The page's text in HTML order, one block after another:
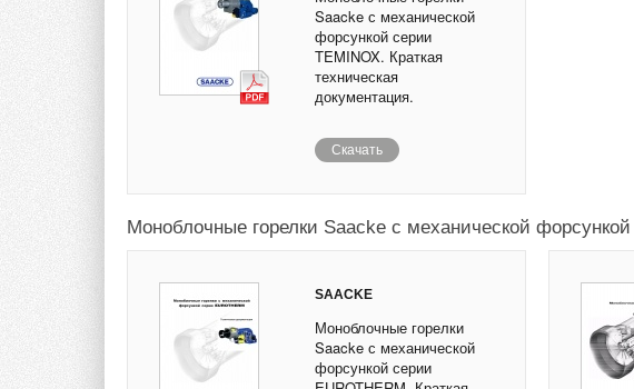
Saacke с механической
форсункой серии
TEMINOX. Краткая
техническая
документация.
Скачать
Моноблочные горелки Saacke с механической
SAACKE
Моноблочные горелки
Saacke с механической
форсункой серии